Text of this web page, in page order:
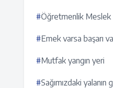
#Öğretmenlik Meslek
#Emek varsa başarı
#Mutfak yangın yeri
#Sağımızdaki